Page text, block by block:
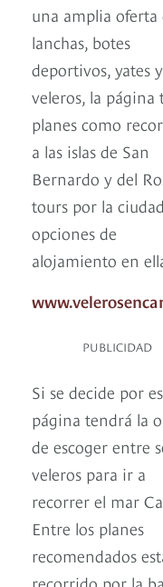
una amplia oferta
lanchas, botes
deportivos, yates y
veleros, la página
planes como
a las islas de San
Bernardo y del
tours por la
opciones de
alojamiento en
PUBLICIDAD
Si se decide por
página tendrá la
de escoger entre
veleros para ir a
recorrer el mar
Entre los planes
recomendados
recorrido por la